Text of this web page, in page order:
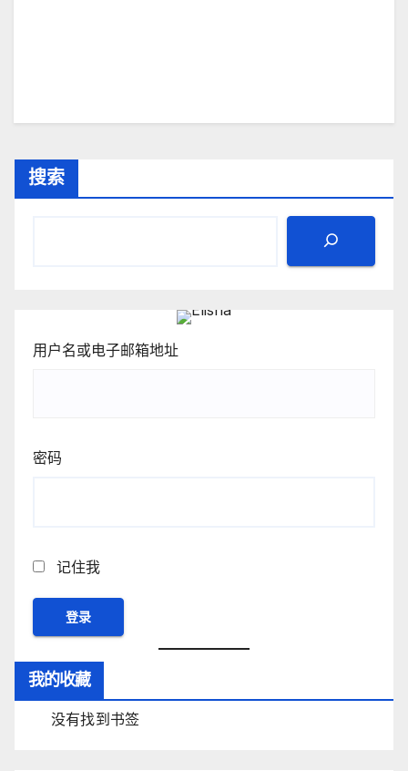
搜索
用户名或电子邮箱地址
密码
记住我
我的收藏
没有找到书签